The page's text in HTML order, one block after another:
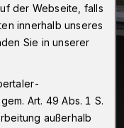
der Webseite, falls
innerhalb unseres
Sie in unserer
Art. 49 Abs. 1 S.
außerhalb